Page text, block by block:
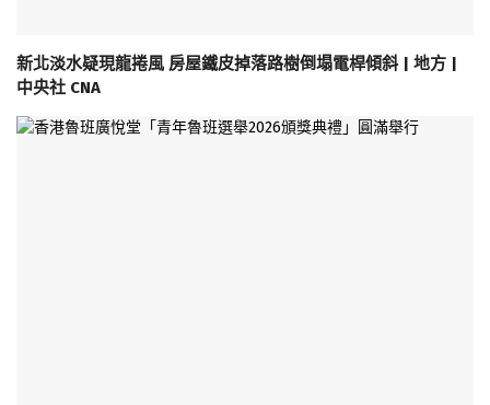
新北淡水疑現龍捲風 房屋鐵皮掉落路樹倒塌電桿傾斜 | 地方 |
中央社 CNA